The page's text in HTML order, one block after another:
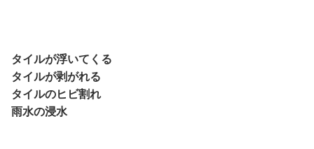
タイルが浮いてくる
タイルが剥がれる
タイルのヒビ割れ
雨水の浸水